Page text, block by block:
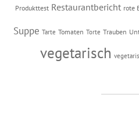
Produkttest Restaurantbericht rote
Suppe Tarte Tomaten Torte Trauben
vegetarisch